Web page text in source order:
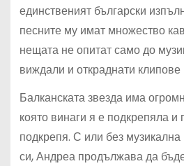
единственият български
песните му имат множество
нещата не опитат само до
виждали и откраднати
Балканската звезда има
която винаги я е подкрепяла
подкрепя. С или без
си, Андреа продължава да